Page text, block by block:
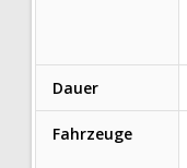
Dauer
Fahrzeuge